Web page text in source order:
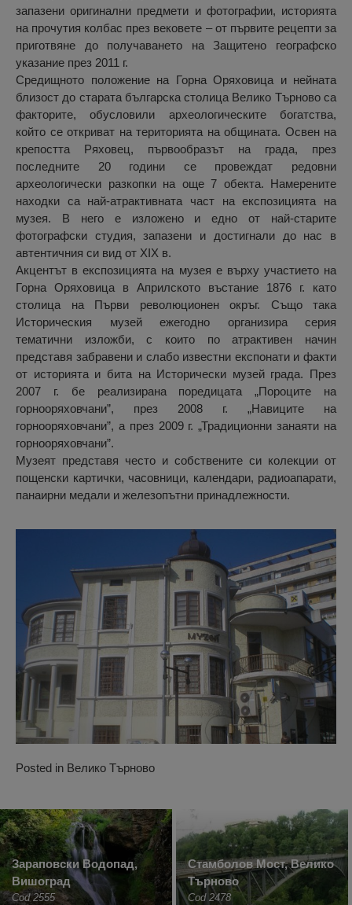
запазени оригинални предмети и фотографии, историята
на прочутия колбас през вековете – от първите рецепти за
приготвяне до получаването на Защитено географско
указание през 2011 г.
Средищното положение на Горна Оряховица и нейната
близост до старата българска столица Велико Търново са
факторите, обусловили археологическите богатства,
който се откриват на територията на общината. Освен на
крепостта Ряховец, първообразът на града, през
последните 20 години се провеждат редовни
археологически разкопки на още 7 обекта. Намерените
находки са най-атрактивната част на експозицията на
музея. В него е изложено и едно от най-старите
фотографски студия, запазени и достигнали до нас в
автентичния си вид от ХІХ в.
Акцентът в експозицията на музея е върху участието на
Горна Оряховица в Априлското въстание 1876 г. като
столица на Първи революционен окръг. Също така
Историческия музей ежегодно организира серия
тематични изложби, с които по атрактивен начин
представя забравени и слабо известни експонати и факти
от историята и бита на Исторически музей града. През
2007 г. бе реализирана поредицата „Пороците на
горнооряховчани”, през 2008 г. „Навиците на
горнооряховчани”, а през 2009 г. „Традиционни занаяти на
горнооряховчани”.
Музеят представя често и собствените си колекции от
пощенски картички, часовници, календари, радиоапарати,
панаирни медали и железопътни принадлежности.
Posted in Велико Търново
Зараповски Водопад,
Вишоград
Cod 2555
Стамболов Мост, Велико
Търново
Cod 2478